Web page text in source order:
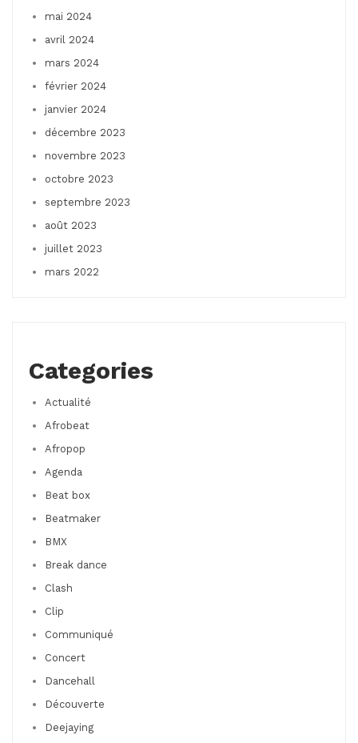
mai 2024
avril 2024
mars 2024
février 2024
janvier 2024
décembre 2023
novembre 2023
octobre 2023
septembre 2023
août 2023
juillet 2023
mars 2022
Categories
Actualité
Afrobeat
Afropop
Agenda
Beat box
Beatmaker
BMX
Break dance
Clash
Clip
Communiqué
Concert
Dancehall
Découverte
Deejaying